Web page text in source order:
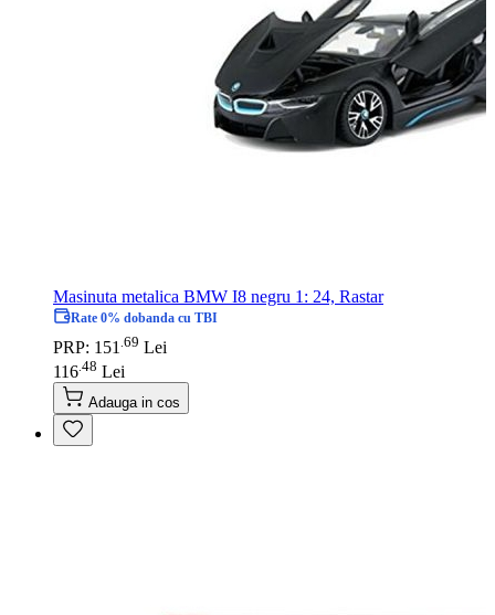
Masinuta metalica BMW I8 negru 1: 24, Rastar
Rate 0% dobanda cu TBI
PRP: 151 69 Lei
116 48 Lei
Adauga in cos